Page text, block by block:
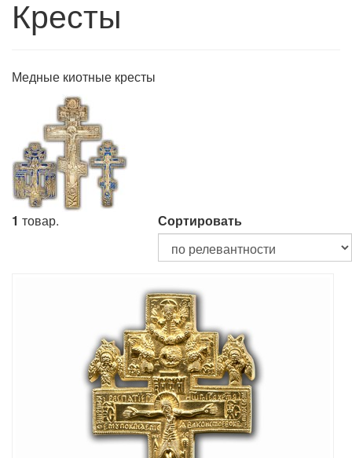
Кресты
Медные киотные кресты
1 товар. Сортировать